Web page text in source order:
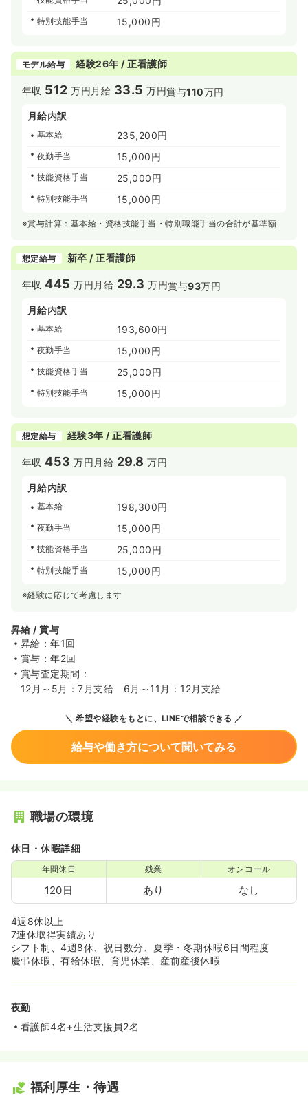
特別技能手当 15,000円
モデル給与 経験26年 / 正看護師
年収 512 万円 月給 33.5 万円賞与110万円
月給内訳
基本給 235,200円
夜勤手当 15,000円
技能資格手当 25,000円
特別技能手当 15,000円
※賞与計算：基本給・資格技能手当・特別職能手当の合計が基準額
想定給与 新卒 / 正看護師
年収445 万円 月給 29.3 万円賞与93万円
月給内訳
基本給 193,600円
夜勤手当 15,000円
技能資格手当 25,000円
特別技能手当 15,000円
想定給与 経験3年 / 正看護師
年収453 万円 月給 29.8 万円
月給内訳
基本給 198,300円
夜勤手当 15,000円
技能資格手当 25,000円
特別技能手当 15,000円
※経験に応じて考慮します
昇給 / 賞与
昇給：年1回
賞与：年2回
賞与査定期間：
12月～5月：7月支給 6月～11月：12月支給
希望や経験をもとに、LINEで相談できる
給与や働き方について聞いてみる
職場の環境
休日・休暇詳細
年間休日
120日
残業
あり
オンコール
なし
4週8休以上
7連休取得実績あり
シフト制、4週8休、祝日数分、夏季・冬期休暇6日間程度
慶弔休暇、有給休暇、育児休業、産前産後休暇
夜勤
看護師4名+生活支援員2名
福利厚生・待遇